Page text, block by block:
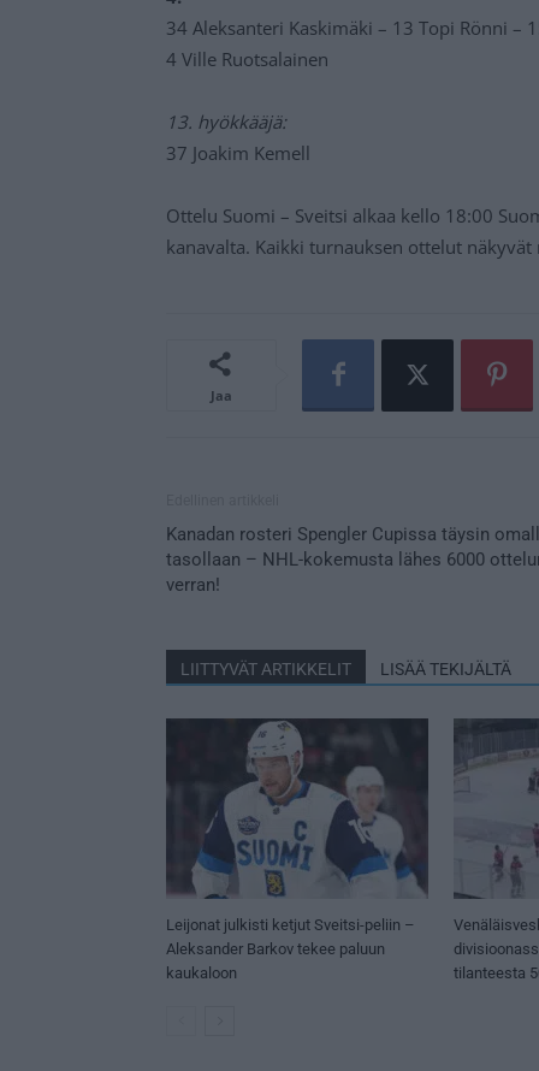
34 Aleksanteri Kaskimäki – 13 Topi Rönni –
4 Ville Ruotsalainen
13. hyökkääjä:
37 Joakim Kemell
Ottelu Suomi – Sveitsi alkaa kello 18:00
kanavalta. Kaikki turnauksen ottelut näkyvät
Jaa
Kanadan rosteri Spengler Cupissa täysin
tasollaan – NHL-kokemusta lähes 6000
verran!
LIITTYVÄT ARTIKKELIT LISÄÄ TEKIJÄLTÄ
Leijonat julkisti ketjut Sveitsi-peliin –
Aleksander Barkov tekee paluun
kaukaloon
tilanteesta